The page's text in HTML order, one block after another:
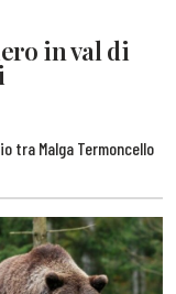
in val di
tra Malga Termoncello